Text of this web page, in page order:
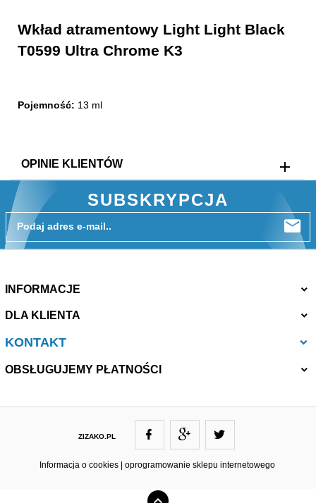
Wkład atramentowy Light Light Black
T0599 Ultra Chrome K3
Pojemność: 13 ml
OPINIE KLIENTÓW
SUBSKRYPCJA
Podaj adres e-mail..
INFORMACJE
DLA KLIENTA
KONTAKT
ZIZAKO@ZIZAKO.PL
OBSŁUGUJEMY PŁATNOŚCI
ZIZAKO.PL
Informacja o cookies | oprogramowanie sklepu internetowego